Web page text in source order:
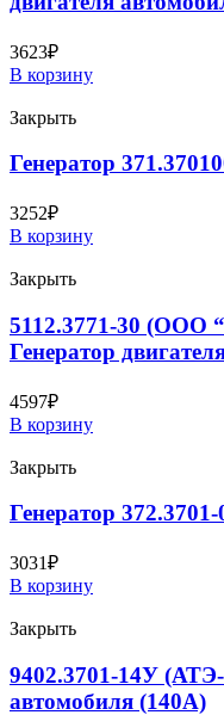
3623₽
В корзину
Закрыть
Генератор
3252₽
В корзину
Закрыть
5112.3771-30 (ООО
Генератор
4597₽
В корзину
Закрыть
Генератор
3031₽
В корзину
Закрыть
9402.3701-14У (АТЭ-
автомобиля (140А)